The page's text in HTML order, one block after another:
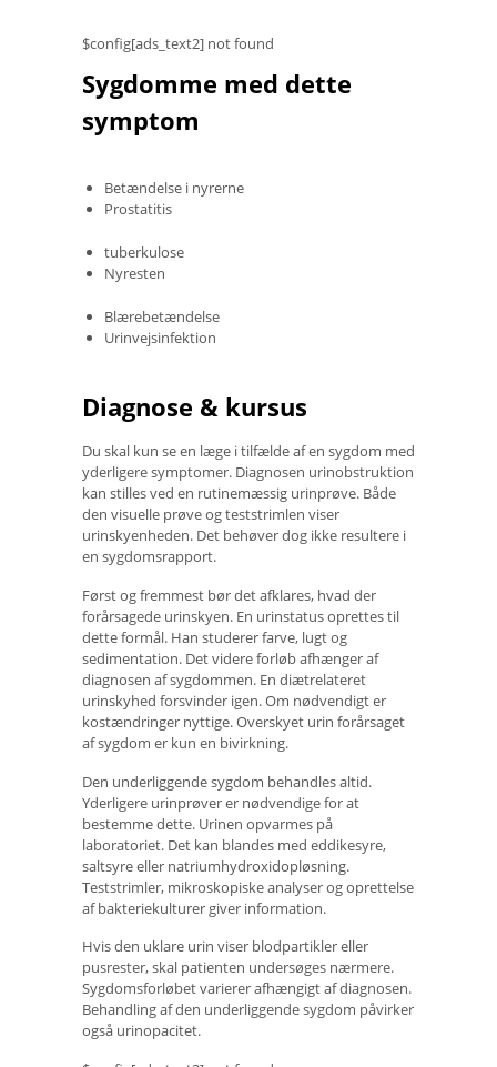
$config[ads_text2] not found
Sygdomme med dette
symptom
Betændelse i nyrerne
Prostatitis
tuberkulose
Nyresten
Blærebetændelse
Urinvejsinfektion
Diagnose & kursus
Du skal kun se en læge i tilfælde af en sygdom med
yderligere symptomer. Diagnosen urinobstruktion
kan stilles ved en rutinemæssig urinprøve. Både
den visuelle prøve og teststrimlen viser
urinskyenheden. Det behøver dog ikke resultere i
en sygdomsrapport.
Først og fremmest bør det afklares, hvad der
forårsagede urinskyen. En urinstatus oprettes til
dette formål. Han studerer farve, lugt og
sedimentation. Det videre forløb afhænger af
diagnosen af ​​sygdommen. En diætrelateret
urinskyhed forsvinder igen. Om nødvendigt er
kostændringer nyttige. Overskyet urin forårsaget
af sygdom er kun en bivirkning.
Den underliggende sygdom behandles altid.
Yderligere urinprøver er nødvendige for at
bestemme dette. Urinen opvarmes på
laboratoriet. Det kan blandes med eddikesyre,
saltsyre eller natriumhydroxidopløsning.
Teststrimler, mikroskopiske analyser og oprettelse
af bakteriekulturer giver information.
Hvis den uklare urin viser blodpartikler eller
pusrester, skal patienten undersøges nærmere.
Sygdomsforløbet varierer afhængigt af diagnosen.
Behandling af den underliggende sygdom påvirker
også urinopacitet.